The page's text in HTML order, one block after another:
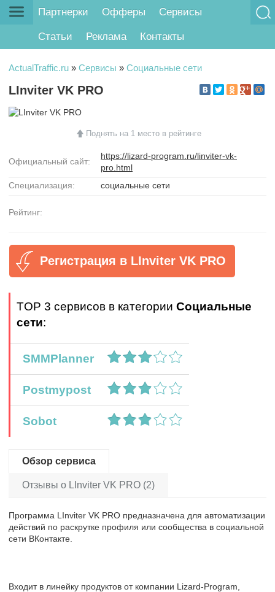
Партнерки Офферы Сервисы
Статьи Реклама Контакты
ActualTraffic.ru » Сервисы » Социальные сети
LInviter VK PRO
Поднять на 1 место в рейтинге
Официальный сайт:
https://lizard-program.ru/linviter-vk-
pro.html
Специализация:
социальные сети
Рейтинг:
Регистрация в LInviter VK PRO
TOP 3 сервисов в категории Социальные
сети:
SMMPlanner
Postmypost
Sobot
Обзор сервиса
Отзывы о LInviter VK PRO (2)
Программа LInviter VK PRO предназначена для автоматизации
действий по раскрутке профиля или сообщества в социальной
сети ВКонтакте.
Входит в линейку продуктов от компании Lizard-Program,